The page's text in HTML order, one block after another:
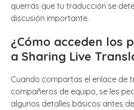
querrás que tu traducción se
discusión importante.
¿Cómo acceden los
a Sharing Live
Cuando compartas el enlace de
compañeros de equipo, se les
algunos detalles básicos antes